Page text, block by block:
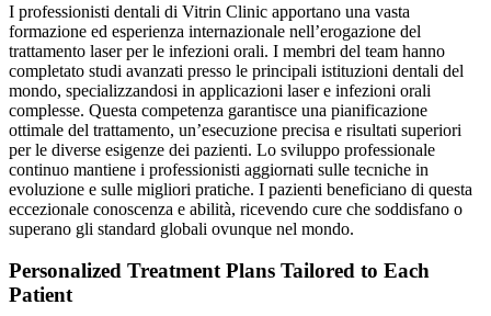
I professionisti dentali di Vitrin Clinic apportano una vasta
formazione ed esperienza internazionale nell’erogazione del
trattamento laser per le infezioni orali. I membri del team hanno
completato studi avanzati presso le principali istituzioni dentali del
mondo, specializzandosi in applicazioni laser e infezioni orali
complesse. Questa competenza garantisce una pianificazione
ottimale del trattamento, un’esecuzione precisa e risultati superiori
per le diverse esigenze dei pazienti. Lo sviluppo professionale
continuo mantiene i professionisti aggiornati sulle tecniche in
evoluzione e sulle migliori pratiche. I pazienti beneficiano di questa
eccezionale conoscenza e abilità, ricevendo cure che soddisfano o
superano gli standard globali ovunque nel mondo.
Personalized Treatment Plans Tailored to Each
Patient